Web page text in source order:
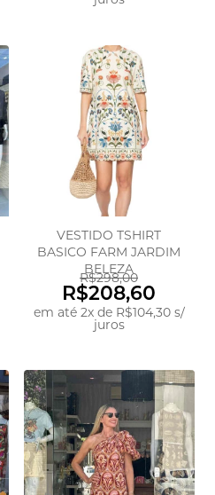
VESTIDO TSHIRT
BASICO FARM JARDIM
BELEZA
R$298,00
R$208,60
em até 2xde R$104,30s/
juros